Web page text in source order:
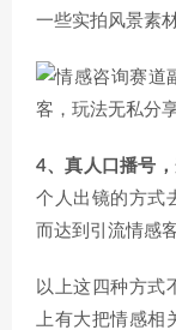
一些实拍风景素
4、真人口播号，
个人出镜的方式
而达到引流情感
以上这四种方式
上有大把情感相